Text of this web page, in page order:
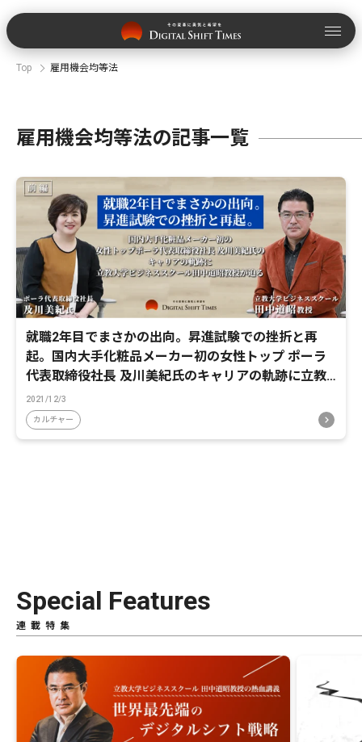
Top 雇用機会均等法
雇用機会均等法の記事一覧
就職2年目でまさかの出向。昇進試験での挫折と再
起。国内大手化粧品メーカー初の女性トップ ポーラ
代表取締役社長 及川美紀氏のキャリアの軌跡に立教
大学ビジネススクール田中道昭教授が迫る【前編】
2021/12/3
カルチャー
Special Features
連載特集